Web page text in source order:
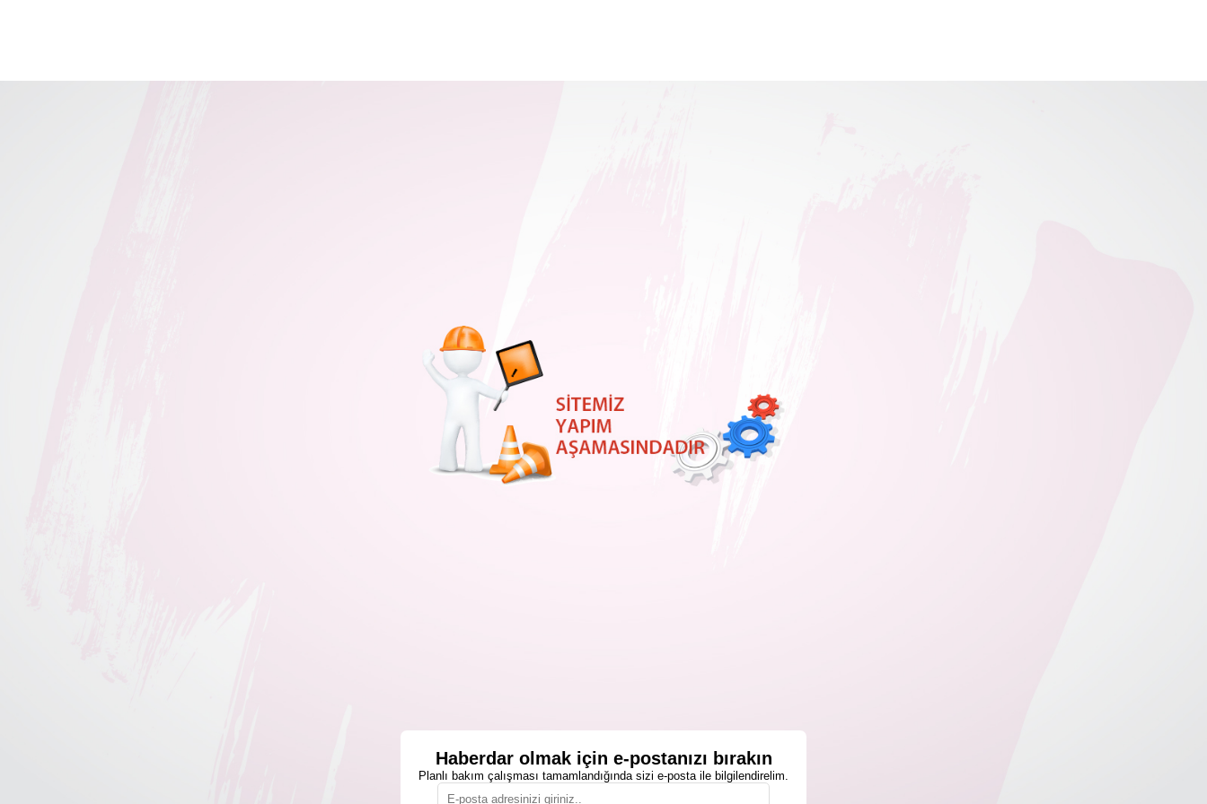
Haberdar olmak için e-postanızı bırakın
Planlı bakım çalışması tamamlandığında sizi e-posta ile bilgilendirelim.